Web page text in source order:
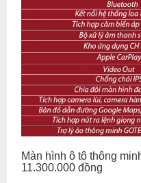
Màn hình ô tô thông
11.300.000 đồng